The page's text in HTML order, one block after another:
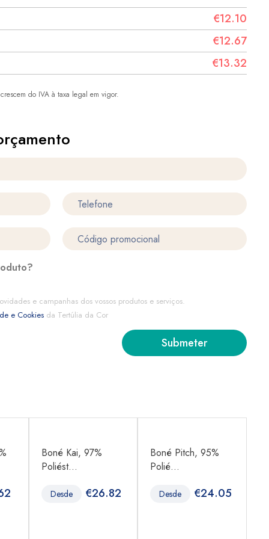
€12.10
€12.67
€13.32
do IVA à taxa legal em vigor.
e campanhas dos vossos produtos e serviços.
e Cookies da Tertúlia da Cor
Boné Kai, 97%
Poliést...
Desde €26.82
Boné Pitch, 95%
Polié...
Desde €24.05